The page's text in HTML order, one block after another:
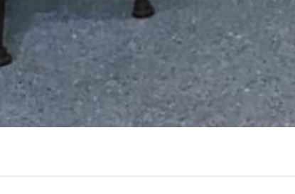
me siento a escribir una experiencia de aula sobre
metodología o un recurso que hemos…